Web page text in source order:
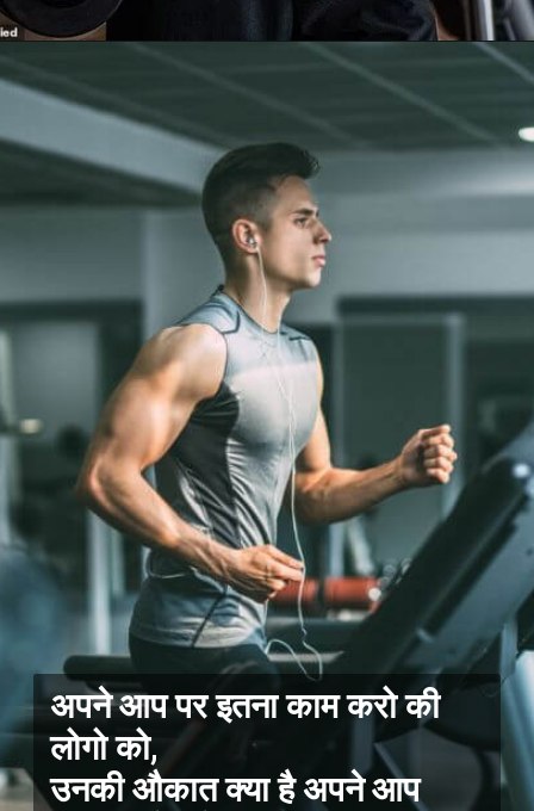
अपने आप पर इतना काम करो की
लोगो को,
उनकी औकात क्या है अपने आप